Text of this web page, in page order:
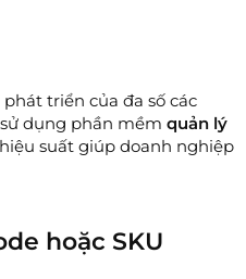
triển của đa số các
dụng phần mềm quản lý
suất giúp doanh nghiệp
hoặc SKU